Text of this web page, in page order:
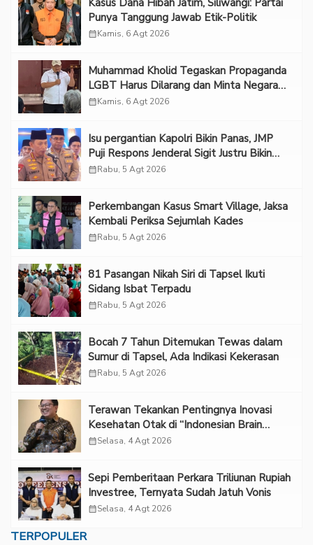
Punya Tanggung Jawab Etik-Politik
calendar_monthKamis, 6 Agt 2026
Muhammad Kholid Tegaskan Propaganda
LGBT Harus Dilarang dan Minta Negara
Melindungi Korban
calendar_monthKamis, 6 Agt 2026
Isu pergantian Kapolri Bikin Panas, JMP
Puji Respons Jenderal Sigit Justru Bikin
“Adem”
calendar_monthRabu, 5 Agt 2026
Perkembangan Kasus Smart Village, Jaksa
Kembali Periksa Sejumlah Kades
calendar_monthRabu, 5 Agt 2026
81 Pasangan Nikah Siri di Tapsel Ikuti
Sidang Isbat Terpadu
calendar_monthRabu, 5 Agt 2026
Bocah 7 Tahun Ditemukan Tewas dalam
Sumur di Tapsel, Ada Indikasi Kekerasan
calendar_monthRabu, 5 Agt 2026
Terawan Tekankan Pentingnya Inovasi
Kesehatan Otak di “Indonesian Brain
Forum 2026 UPN Veteran Jakarta”
calendar_monthSelasa, 4 Agt 2026
Sepi Pemberitaan Perkara Triliunan Rupiah
Investree, Ternyata Sudah Jatuh Vonis
calendar_monthSelasa, 4 Agt 2026
TERPOPULER